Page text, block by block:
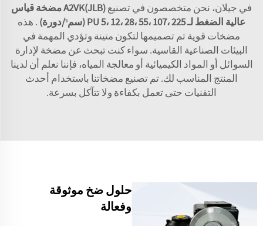
في جيلان، نحن متخصصون في تصنيع
A2VK(JLB) مضخة قياس
عالية الضغط لـ PU 5، 12، 28، 55، 107، 225 (سمᶟ/دورة)
. هذه
مضخات قوية تم تصميمها لتكون متينة وتؤدي المهمة في
البيئات الصناعية القاسية. سواء كنت تبحث عن مضخة لإدارة
السوائل أو المواد الكيميائية أو معالجة المياه، فإننا نعلم أن لدينا
المنتج المناسب لك. تم تصنيع مضخاتنا باستخدام أحدث
التقنيات حتى تعمل بكفاءة ولا تتآكل بسرعة.
حلول ضخ موثوقة
وفعالة